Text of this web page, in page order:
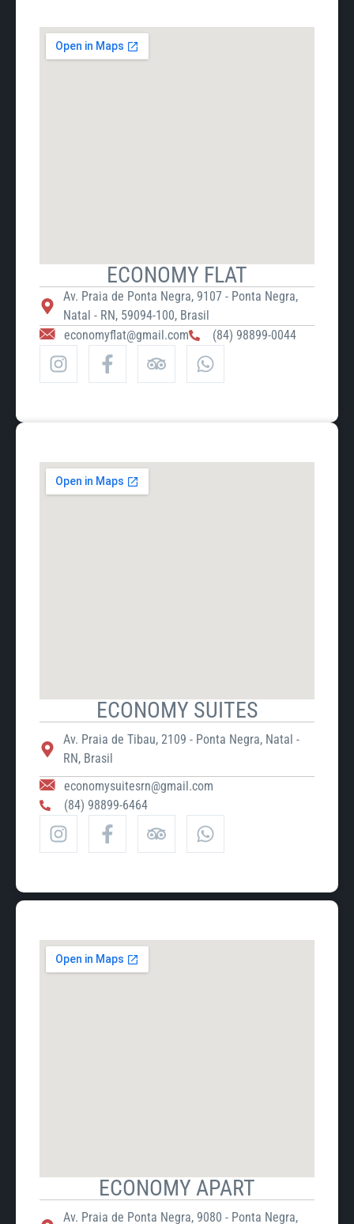
ECONOMY FLAT
Av. Praia de Ponta Negra, 9107 - Ponta Negra,
Natal - RN, 59094-100, Brasil
economyflat@gmail.com
(84) 98899-0044
ECONOMY SUITES
Av. Praia de Tibau, 2109 - Ponta Negra, Natal -
RN, Brasil
economysuitesrn@gmail.com
(84) 98899-6464
ECONOMY APART
Av. Praia de Ponta Negra, 9080 - Ponta Negra,